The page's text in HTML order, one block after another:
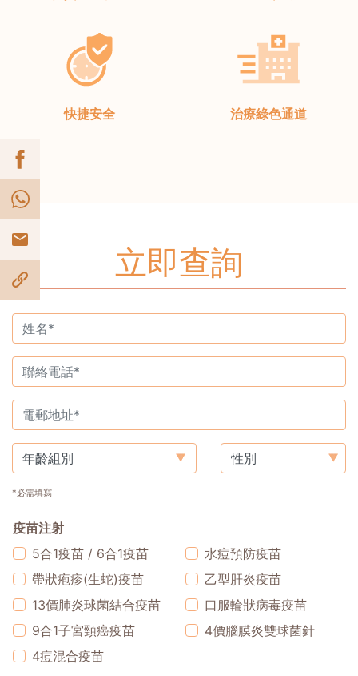
快捷安全 治療綠色通道
立即查詢
*必需填寫
疫苗注射
5合1疫苗 / 6合1疫苗
水痘預防疫苗
帶狀疱疹(生蛇)疫苗
乙型肝炎疫苗
13價肺炎球菌結合疫苗
口服輪狀病毒疫苗
9合1子宮頸癌疫苗
4價腦膜炎雙球菌針
4痘混合疫苗